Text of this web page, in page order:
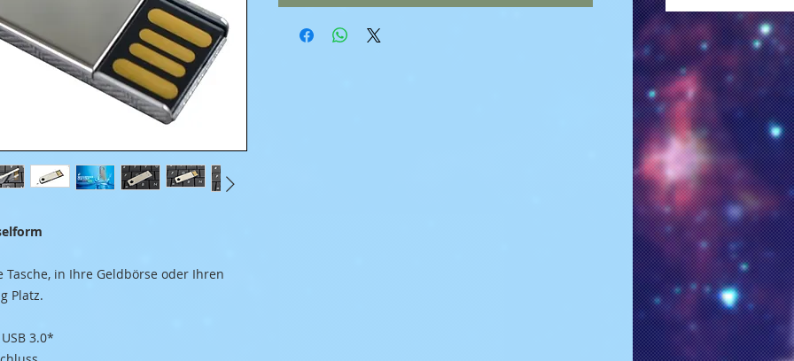
in Schlüsselform
in Ihre Geldbörse oder Ihren
Platz.
3.0*